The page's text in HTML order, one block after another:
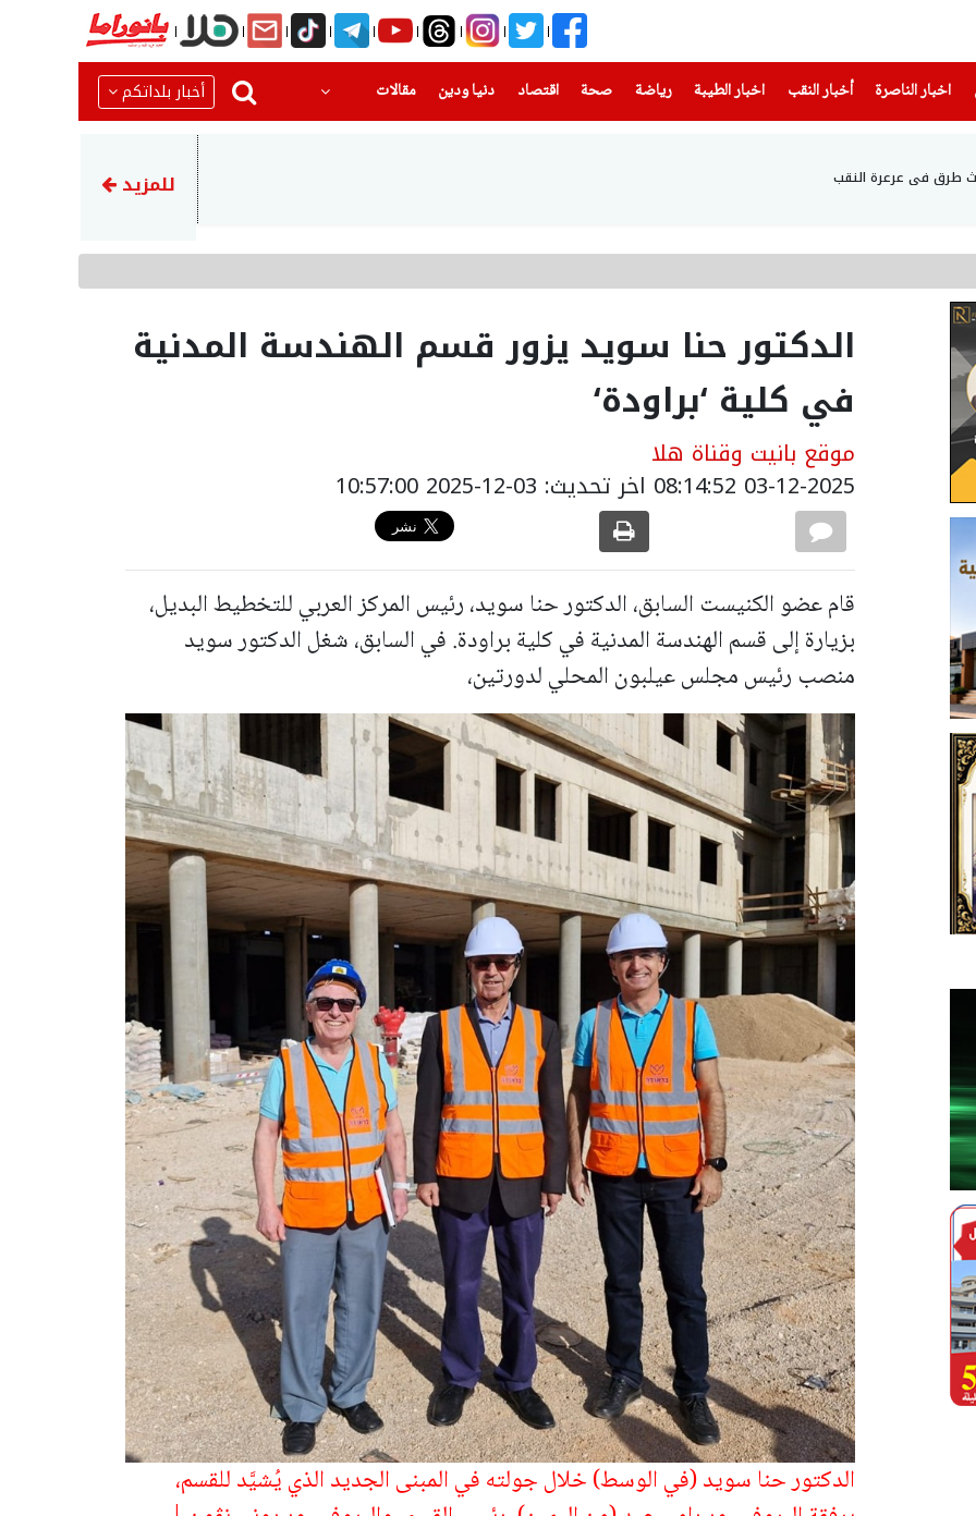
اخبار الناصرة
(current) أخبار النقب اخبار الطيبة(current) رياضة
(current) صحة(current) اقتصاد دنيا ودين
(current) مقالات أخبار بلداتكم
اتهام توني مهاجم الأهلي
للمزيد
الدكتور حنا سويد يزور قسم الهندسة المدنية
في كلية ‘براودة‘
موقع بانيت وقناة هلا
03-12-2025 08:14:52 اخر تحديث: 03-12-2025 10:57:00
قام عضو الكنيست السابق، الدكتور حنا سويد، رئيس المركز العربي للتخطيط البديل،
بزيارة إلى قسم الهندسة المدنية في كلية براودة. في السابق، شغل الدكتور سويد
منصب رئيس مجلس عيلبون المحلي لدورتين،
الدكتور حنا سويد (في الوسط) خلال جولته في المبنى الجديد الذي يُشيَّد للقسم،